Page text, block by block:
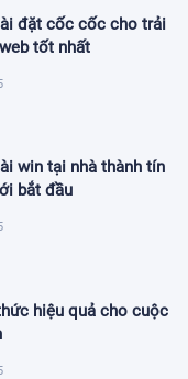
đặt cốc cốc cho trải
tốt nhất
win tại nhà thành tín
bắt đầu
hiệu quả cho cuộc